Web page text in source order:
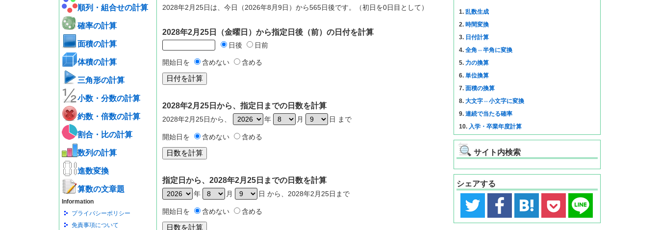
順列・組合せの計算
確率の計算
面積の計算
体積の計算
三角形の計算
小数・分数の計算
約数・倍数の計算
割合・比の計算
数列の計算
進数変換
算数の文章題
Information
プライバシーポリシー
免責事項について
2028年2月25日は、今日（2026年8月9日）から565日後です。（初日を0日目として）
2028年2月25日（金曜日）から指定日後（前）の日付を計算
日後 日前
開始日を 含めない 含める
2028年2月25日から、指定日までの日数を計算
2028年2月25日から、 年 月 日 まで
開始日を 含めない 含める
指定日から、2028年2月25日までの日数を計算
年 月 日 から、2028年2月25日まで
開始日を 含めない 含める
1. 乱数生成
2. 時間変換
3. 日付計算
4. 全角⇔半角に変換
5. 力の換算
6. 単位換算
7. 面積の換算
8. 大文字⇔小文字に変換
9. 連続で当たる確率
10. 入学・卒業年度計算
サイト内検索
シェアする